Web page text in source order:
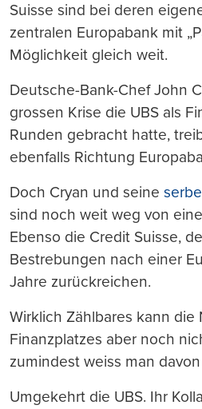
Suisse sind bei deren
zentralen Europabank mit
Möglichkeit gleich weit.
Deutsche-Bank-Chef John
grossen Krise die UBS als
Runden gebracht hatte,
ebenfalls Richtung
Doch Cryan und seine
sind noch weit weg von
Ebenso die Credit Suisse,
Bestrebungen nach einer
Jahre zurückreichen.
Wirklich Zählbares kann die
Finanzplatzes aber noch
zumindest weiss man
Umgekehrt die UBS. Ihr